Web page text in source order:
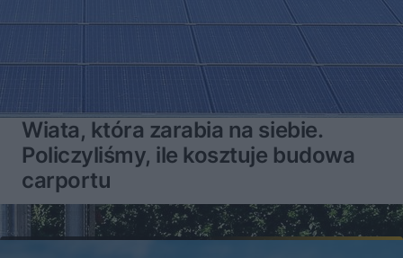
Wiata, która zarabia na siebie.
Policzyliśmy, ile kosztuje budowa
carportu